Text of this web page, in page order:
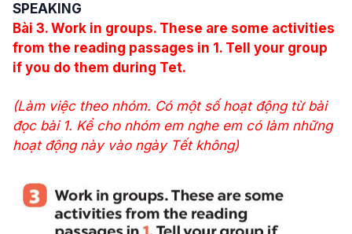
SPEAKING
Bài 3. Work in groups. These are some activities
from the reading passages in 1. Tell your group
if you do them during Tet.
(Làm việc theo nhóm. Có một số hoạt động từ bài
đọc bài 1. Kể cho nhóm em nghe em có làm những
hoạt động này vào ngày Tết không)